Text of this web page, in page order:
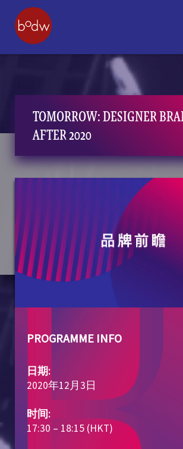
TOMORROW: DESIGNER
AFTER 2020
PROGRAMME INFO
日期:
2020年12月3日
时间:
17:30 – 18:15 (HKT)